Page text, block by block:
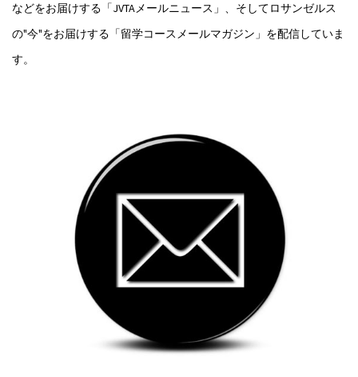
などをお届けする「JVTAメールニュース」、そしてロサンゼルス
の"今"をお届けする「留学コースメールマガジン」を配信していま
す。